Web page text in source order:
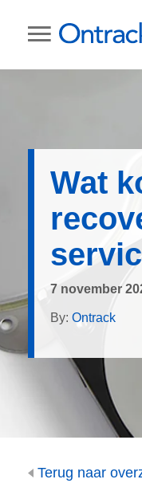
Wat
7 november
By: Ontrack
Terug naar